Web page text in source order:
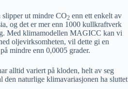
ut mindre CO2 enn ett enkelt av
og det er mer enn 1000 kullkraftverk
Med klimamodellen MAGICC kan vi
oljevirksomheten, vil dette gi en
mindre enn 0,0005 grader.
alltid variert på kloden, helt av seg
den naturlige klimavariasjonen ha sluttet